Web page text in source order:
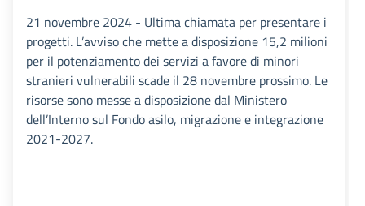
21 novembre 2024 - Ultima chiamata per presentare i
progetti. L’avviso che mette a disposizione 15,2 milioni
per il potenziamento dei servizi a favore di minori
stranieri vulnerabili scade il 28 novembre prossimo. Le
risorse sono messe a disposizione dal Ministero
dell’Interno sul Fondo asilo, migrazione e integrazione
2021-2027.